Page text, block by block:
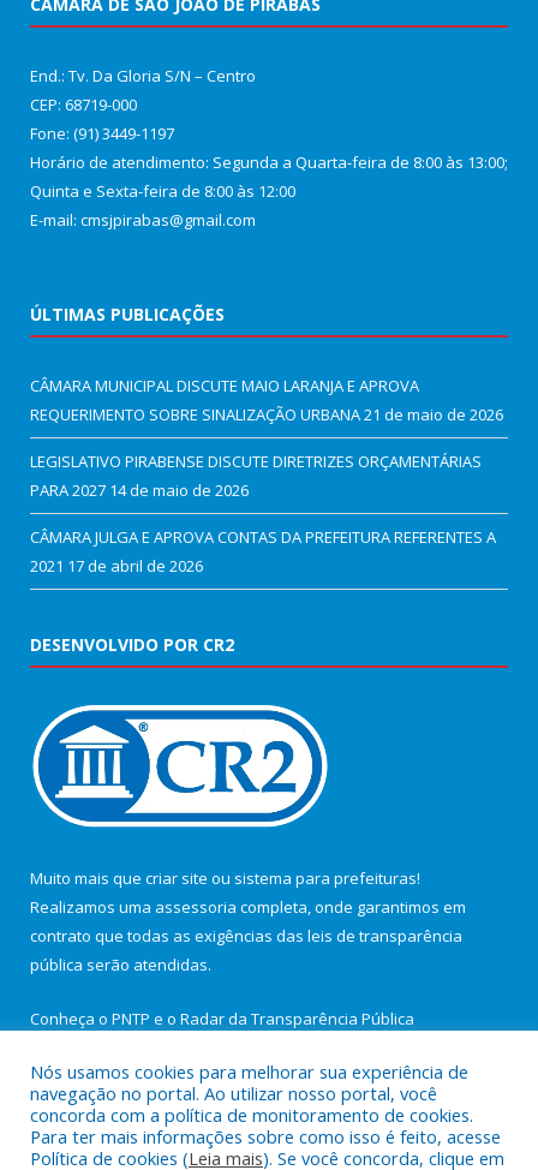
End.: Tv. Da Gloria S/N – Centro
CEP: 68719-000
Fone: (91) 3449-1197
Horário de atendimento: Segunda a Quarta-feira de 8:00 às 13:00;
Quinta e Sexta-feira de 8:00 às 12:00
E-mail: cmsjpirabas@gmail.com
ÚLTIMAS PUBLICAÇÕES
CÂMARA MUNICIPAL DISCUTE MAIO LARANJA E APROVA
REQUERIMENTO SOBRE SINALIZAÇÃO URBANA21 de maio de 2026
LEGISLATIVO PIRABENSE DISCUTE DIRETRIZES ORÇAMENTÁRIAS
PARA 2027 14 de maio de 2026
CÂMARA JULGA E APROVA CONTAS DA PREFEITURA REFERENTES A
2021 17 de abril de 2026
DESENVOLVIDO POR CR2
Muito mais que criar site ou sistema para prefeituras!
Realizamos uma assessoria completa, onde garantimos em
contrato que todas as exigências das leis de transparência
pública serão atendidas.
Conheça o PNTP e o Radar da Transparência Pública
Todos os direitos reservados a Câmara Municipal de São João de
Nós usamos cookies para melhorar sua experiência de
navegação no portal. Ao utilizar nosso portal, você
concorda com a política de monitoramento de cookies.
Para ter mais informações sobre como isso é feito, acesse
Política de cookies (Leia mais). Se você concorda, clique em